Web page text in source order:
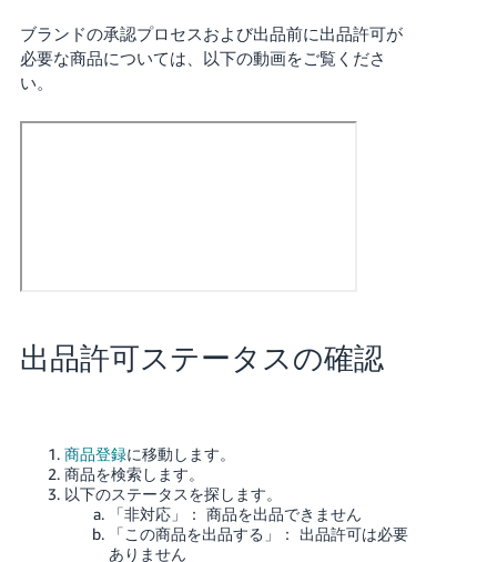
English
- JP
く
始
め
ブランドの承認プロセスおよび出品前に出品許可が
必要な商品については、以下の動画をご覧くださ
い。
出品許可ステータスの確認
商品登録に移動します。
商品を検索します。
以下のステータスを探します。
「非対応」： 商品を出品できません
「この商品を出品する」： 出品許可は必要
ありません